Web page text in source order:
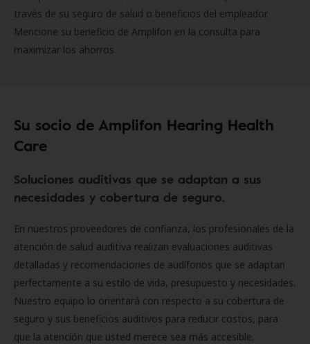
través de su seguro de salud o beneficios del empleador.
Mencione su beneficio de Amplifon en la consulta para
maximizar los ahorros.
Su socio de Amplifon Hearing Health
Care
Soluciones auditivas que se adaptan a sus
necesidades y cobertura de seguro.
En nuestros proveedores de confianza, los profesionales de la
atención de salud auditiva realizan evaluaciones auditivas
detalladas y recomendaciones de audífonos que se adaptan
perfectamente a su estilo de vida, presupuesto y necesidades.
Nuestro equipo lo orientará con respecto a su cobertura de
seguro y sus beneficios auditivos para reducir costos, para
que la atención que usted merece sea más accesible.